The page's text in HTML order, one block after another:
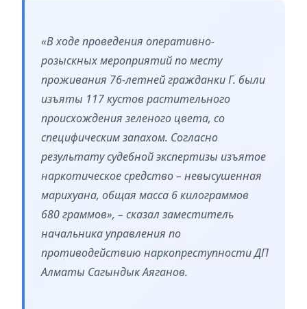
«В ходе проведения оперативно-
розыскных мероприятий по месту
проживания 76-летней гражданки Г. были
изъяты 117 кустов растительного
происхождения зеленого цвета, со
специфическим запахом. Согласно
результату судебной экспертизы изъятое
наркотическое средство – невысушенная
марихуана, общая масса 6 килограммов
680 граммов», – сказал заместитель
начальника управления по
противодействию наркопреступности ДП
Алматы Сагындык Аяганов.